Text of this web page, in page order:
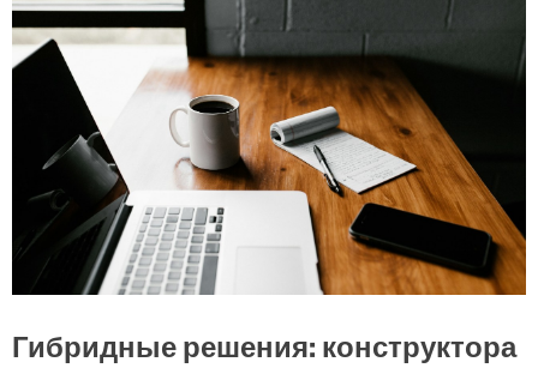
Гибридные решения: конструктора